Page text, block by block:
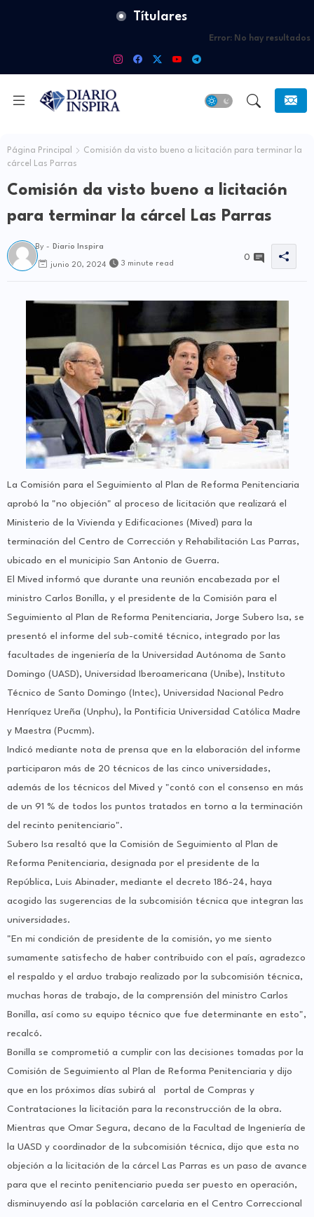
Títulares
Error: No hay resultados
Página Principal
Comisión da visto bueno a licitación para terminar la
cárcel Las Parras
Comisión da visto bueno a licitación
para terminar la cárcel Las Parras
By - Diario Inspira
junio 20, 2024 3 minute read
0
La Comisión para el Seguimiento al Plan de Reforma Penitenciaria
aprobó la "no objeción" al proceso de licitación que realizará el
Ministerio de la Vivienda y Edificaciones (Mived) para la
terminación del Centro de Corrección y Rehabilitación Las Parras,
ubicado en el municipio San Antonio de Guerra.
El Mived informó que durante una reunión encabezada por el
ministro Carlos Bonilla, y el presidente de la Comisión para el
Seguimiento al Plan de Reforma Penitenciaria, Jorge Subero Isa, se
presentó el informe del sub-comité técnico, integrado por las
facultades de ingeniería de la Universidad Autónoma de Santo
Domingo (UASD), Universidad Iberoamericana (Unibe), Instituto
Técnico de Santo Domingo (Intec), Universidad Nacional Pedro
Henríquez Ureña (Unphu), la Pontificia Universidad Católica Madre
y Maestra (Pucmm).
Indicó mediante nota de prensa que en la elaboración del informe
participaron más de 20 técnicos de las cinco universidades,
además de los técnicos del Mived y "contó con el consenso en más
de un 91 % de todos los puntos tratados en torno a la terminación
del recinto penitenciario".
Subero Isa resaltó que la Comisión de Seguimiento al Plan de
Reforma Penitenciaria, designada por el presidente de la
República, Luis Abinader, mediante el decreto 186-24, haya
acogido las sugerencias de la subcomisión técnica que integran las
universidades.
"En mi condición de presidente de la comisión, yo me siento
sumamente satisfecho de haber contribuido con el país, agradezco
el respaldo y el arduo trabajo realizado por la subcomisión técnica,
muchas horas de trabajo, de la comprensión del ministro Carlos
Bonilla, así como su equipo técnico que fue determinante en esto",
recalcó.
Bonilla se comprometió a cumplir con las decisiones tomadas por la
Comisión de Seguimiento al Plan de Reforma Penitenciaria y dijo
que en los próximos días subirá al portal de Compras y
Contrataciones la licitación para la reconstrucción de la obra.
Mientras que Omar Segura, decano de la Facultad de Ingeniería de
la UASD y coordinador de la subcomisión técnica, dijo que esta no
objeción a la licitación de la cárcel Las Parras es un paso de avance
para que el recinto penitenciario pueda ser puesto en operación,
disminuyendo así la población carcelaria en el Centro Correccional